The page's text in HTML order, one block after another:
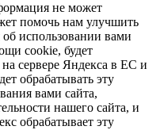
не может
помочь нам улучшить
использовании вами
cookie, будет
на сервере Яндекса в ЕС и
обрабатывать эту
вами сайта,
нашего сайта, и
обрабатывает эту